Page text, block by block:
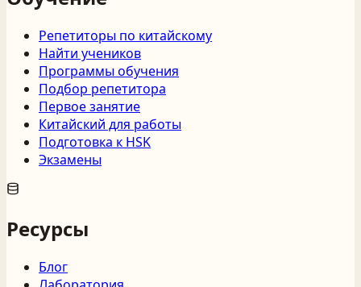
Репетиторы по китайскому
Найти учеников
Программы обучения
Подбор репетитора
Первое занятие
Китайский для работы
Подготовка к HSK
Экзамены
Ресурсы
Блог